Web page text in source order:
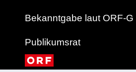
Bekanntgabe laut ORF-G
Publikumsrat